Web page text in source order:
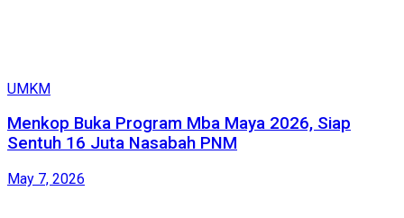
UMKM
Menkop Buka Program Mba Maya 2026, Siap
Sentuh 16 Juta Nasabah PNM
May 7, 2026